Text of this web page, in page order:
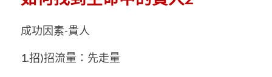
成功因素-貴人
1.招)招流量：先走量